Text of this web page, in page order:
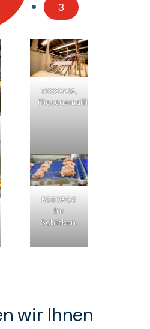
3
TS88G0A,
Fliesenemaillierlinie.
RS80R08
für
Schinken.
wir Ihnen